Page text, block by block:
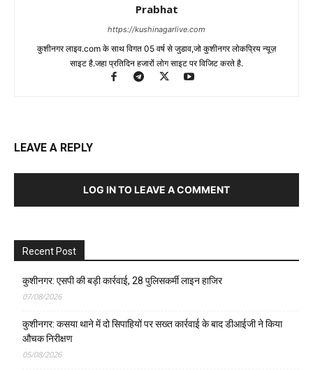
Prabhat
https://kushinagarlive.com
कुशीनगर लाइव.com के साथ विगत 05 वर्ष से जुडाव,जो कुशीनगर लोकप्रिय न्यूज़
साइट है.जहा प्रतिदिन हजारों लोग साइट पर विजिट करते है.
LEAVE A REPLY
LOG IN TO LEAVE A COMMENT
Recent Post
कुशीनगर: एसपी की बड़ी कार्रवाई, 28 पुलिसकर्मी लाइन हाजिर
07/08/2026
कुशीनगर: कसया थाने में दो सिपाहियों पर सख्त कार्रवाई के बाद डीआईजी ने किया
औचक निरीक्षण
05/08/2026